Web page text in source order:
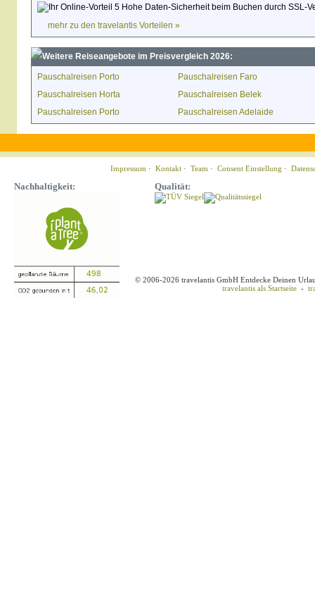
Hohe Daten-Sicherheit beim Buchen durch SSL-
mehr zu den travelantis Vorteilen »
Weitere Reiseangebote im Preisvergleich 2026:
Pauschalreisen Porto
Pauschalreisen Faro
Pauschalreisen Horta
Pauschalreisen Belek
Pauschalreisen Porto
Pauschalreisen Adelaide
Impressum · Kontakt · Team · Consent Einstellung ·
Nachhaltigkeit: Qualität:
© 2006-2026 travelantis GmbH Entdecke Deinen
travelantis als Startseite -